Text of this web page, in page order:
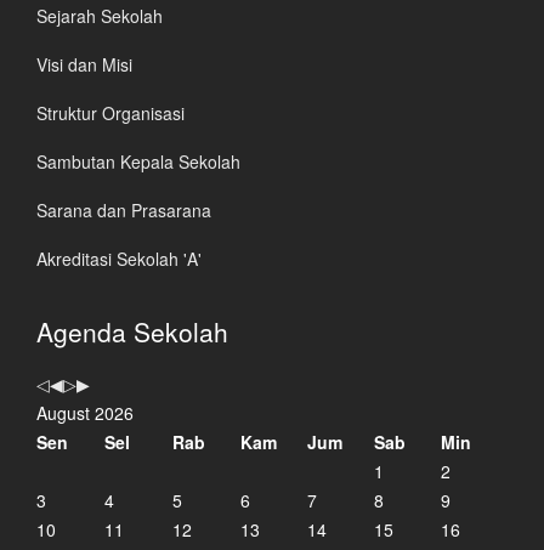
Sejarah Sekolah
Visi dan Misi
Struktur Organisasi
Sambutan Kepala Sekolah
Sarana dan Prasarana
Akreditasi Sekolah 'A'
Agenda Sekolah
Previous
Year
Previous
Month
Year
Next
Month
August 2026
Sen
Sel Rab Kam Jum Sab
Min
1
2
3
4 5 6 7 8
9
10
11 12 13 14 15
16